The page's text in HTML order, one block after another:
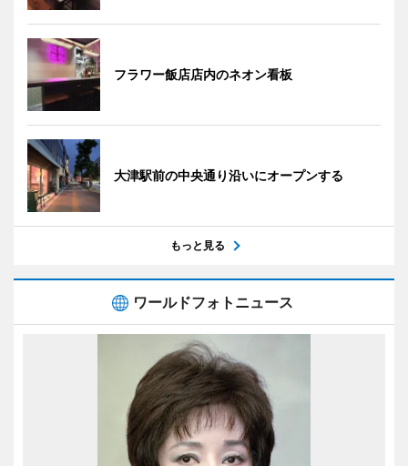
フラワー飯店店内のネオン看板
大津駅前の中央通り沿いにオープンする
もっと見る
ワールドフォトニュース